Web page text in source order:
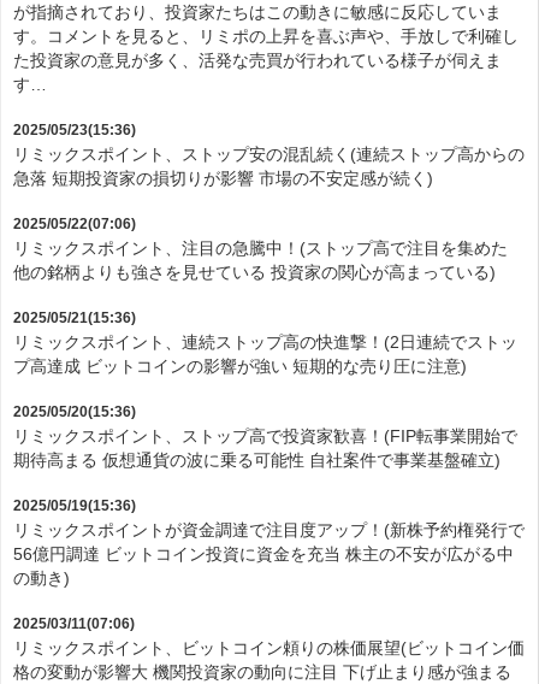
が指摘されており、投資家たちはこの動きに敏感に反応していま
す。コメントを見ると、リミポの上昇を喜ぶ声や、手放しで利確し
た投資家の意見が多く、活発な売買が行われている様子が伺えま
す…
2025/05/23(15:36)
リミックスポイント、ストップ安の混乱続く(連続ストップ高からの
急落 短期投資家の損切りが影響 市場の不安定感が続く)
2025/05/22(07:06)
リミックスポイント、注目の急騰中！(ストップ高で注目を集めた
他の銘柄よりも強さを見せている 投資家の関心が高まっている)
2025/05/21(15:36)
リミックスポイント、連続ストップ高の快進撃！(2日連続でストッ
プ高達成 ビットコインの影響が強い 短期的な売り圧に注意)
2025/05/20(15:36)
リミックスポイント、ストップ高で投資家歓喜！(FIP転事業開始で
期待高まる 仮想通貨の波に乗る可能性 自社案件で事業基盤確立)
2025/05/19(15:36)
リミックスポイントが資金調達で注目度アップ！(新株予約権発行で
56億円調達 ビットコイン投資に資金を充当 株主の不安が広がる中
の動き)
2025/03/11(07:06)
リミックスポイント、ビットコイン頼りの株価展望(ビットコイン価
格の変動が影響大 機関投資家の動向に注目 下げ止まり感が強まる